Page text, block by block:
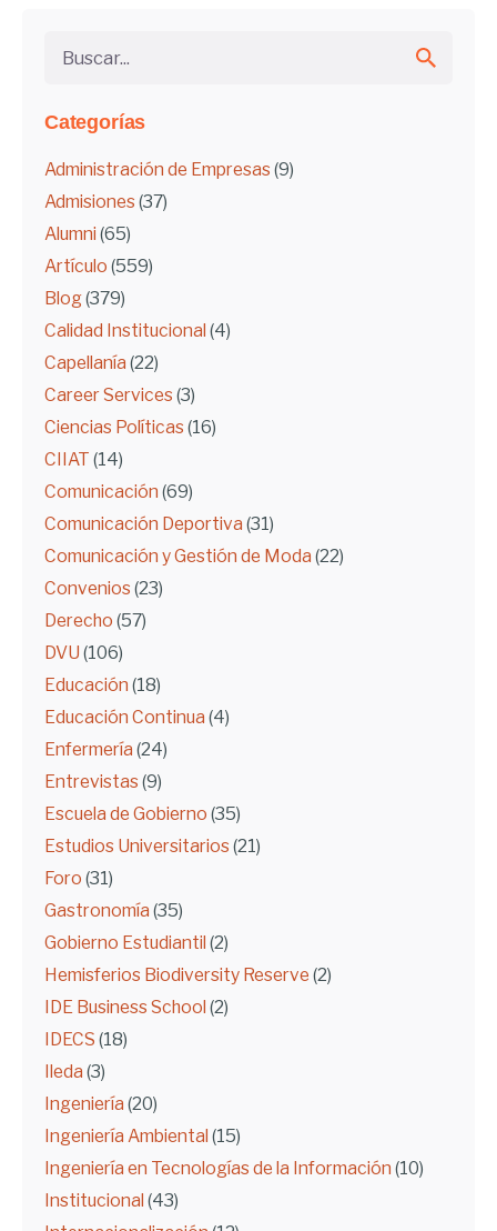
Categorías
Administración de Empresas (9)
Admisiones (37)
Alumni (65)
Artículo (559)
Blog(379)
Calidad Institucional (4)
Capellanía (22)
Career Services (3)
Ciencias Políticas (16)
CIIAT (14)
Comunicación (69)
Comunicación Deportiva (31)
Comunicación y Gestión de Moda (22)
Convenios (23)
Derecho (57)
DVU (106)
Educación (18)
Educación Continua (4)
Enfermería (24)
Entrevistas (9)
Escuela de Gobierno (35)
Estudios Universitarios (21)
Foro (31)
Gastronomía (35)
Gobierno Estudiantil (2)
Hemisferios Biodiversity Reserve (2)
IDE Business School (2)
IDECS (18)
Ileda (3)
Ingeniería (20)
Ingeniería Ambiental (15)
Ingeniería en Tecnologías de la Información (10)
Institucional (43)